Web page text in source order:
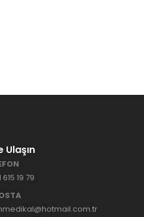
Ulaşın
615 19 79